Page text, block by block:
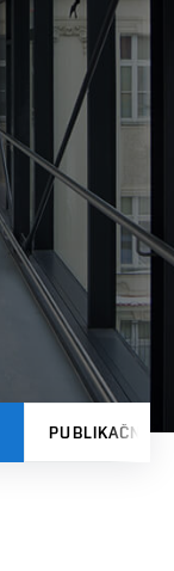
PUBLIKAČNÍ